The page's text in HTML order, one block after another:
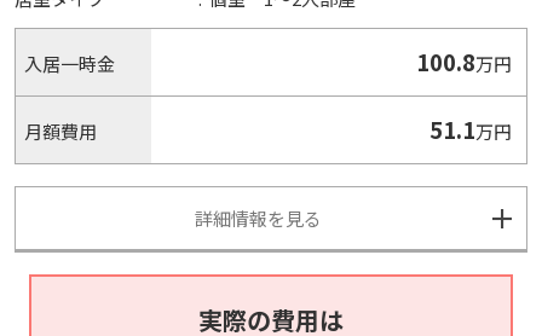
入居一時金 100.8万円
月額費用 51.1万円
詳細情報を見る
実際の費用は